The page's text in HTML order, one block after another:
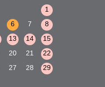
1
6 7
8
13 14
15
20 21
22
27 28
29